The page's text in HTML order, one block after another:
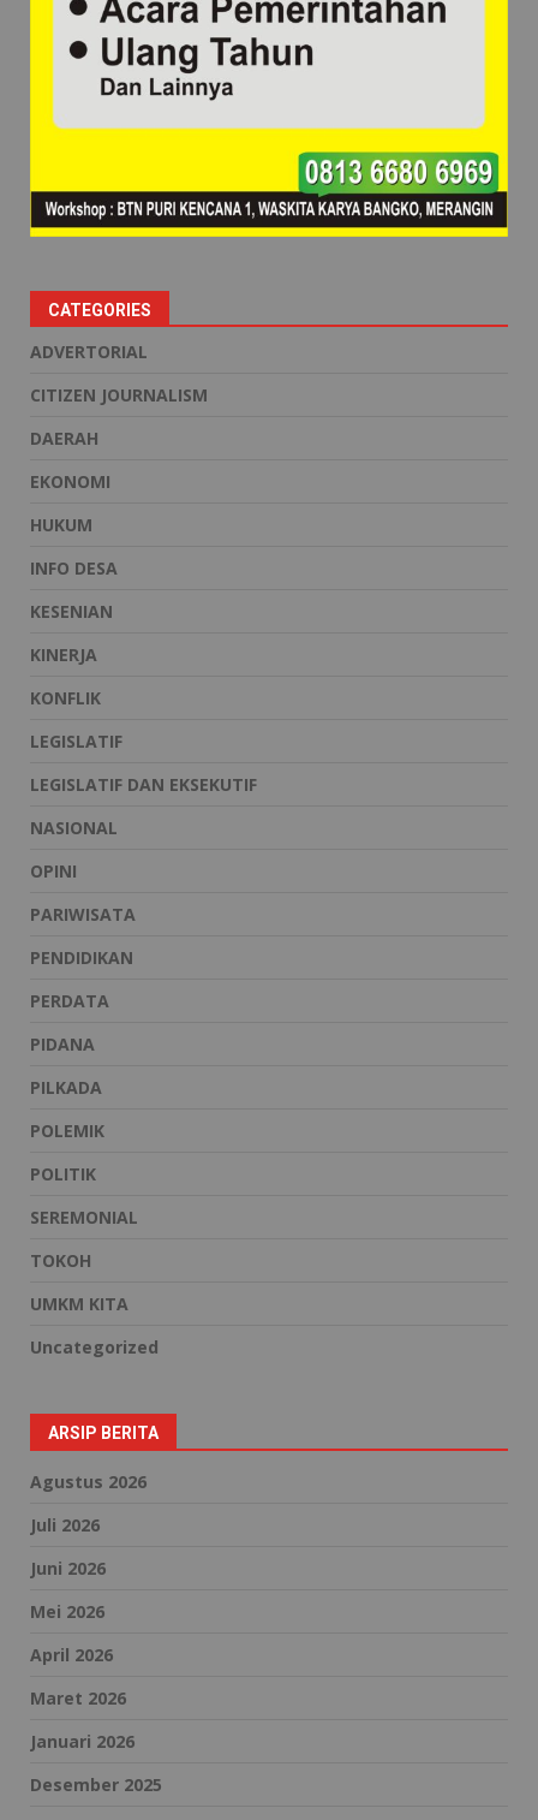
CATEGORIES
ADVERTORIAL
CITIZEN JOURNALISM
DAERAH
EKONOMI
HUKUM
INFO DESA
KESENIAN
KINERJA
KONFLIK
LEGISLATIF
LEGISLATIF DAN EKSEKUTIF
NASIONAL
OPINI
PARIWISATA
PENDIDIKAN
PERDATA
PIDANA
PILKADA
POLEMIK
POLITIK
SEREMONIAL
TOKOH
UMKM KITA
Uncategorized
ARSIP BERITA
Agustus 2026
Juli 2026
Juni 2026
Mei 2026
April 2026
Maret 2026
Januari 2026
Desember 2025